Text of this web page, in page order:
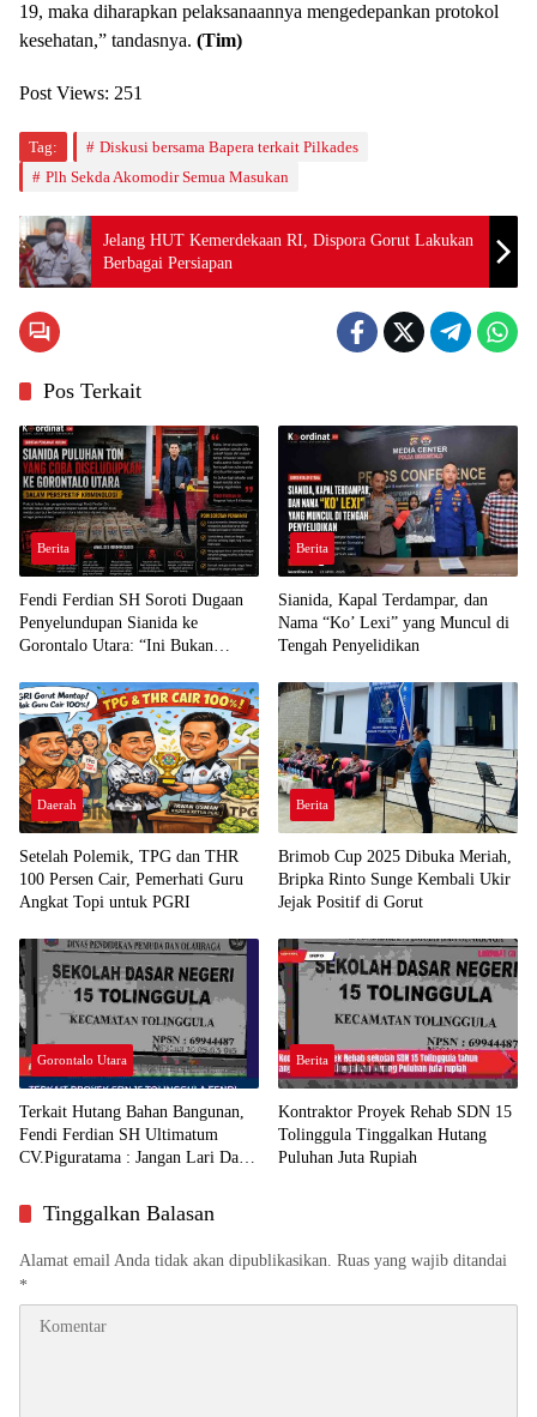
19, maka diharapkan pelaksanaannya mengedepankan protokol
kesehatan,” tandasnya. (Tim)
Post Views: 251
Tag:
Diskusi bersama Bapera terkait Pilkades
Plh Sekda Akomodir Semua Masukan
Jelang HUT Kemerdekaan RI, Dispora Gorut Lakukan
Berbagai Persiapan
Pos Terkait
Berita
Fendi Ferdian SH Soroti Dugaan
Penyelundupan Sianida ke
Gorontalo Utara: “Ini Bukan
Berita
Sianida, Kapal Terdampar, dan
Nama “Ko’ Lexi” yang Muncul di
Tengah Penyelidikan
Daerah
Setelah Polemik, TPG dan THR
100 Persen Cair, Pemerhati Guru
Angkat Topi untuk PGRI
Berita
Brimob Cup 2025 Dibuka Meriah,
Bripka Rinto Sunge Kembali Ukir
Jejak Positif di Gorut
Gorontalo Utara
Terkait Hutang Bahan Bangunan,
Fendi Ferdian SH Ultimatum
CV.Piguratama : Jangan Lari Dari
Berita
Kontraktor Proyek Rehab SDN 15
Tolinggula Tinggalkan Hutang
Puluhan Juta Rupiah
Tinggalkan Balasan
Alamat email Anda tidak akan dipublikasikan. Ruas yang wajib ditandai
*